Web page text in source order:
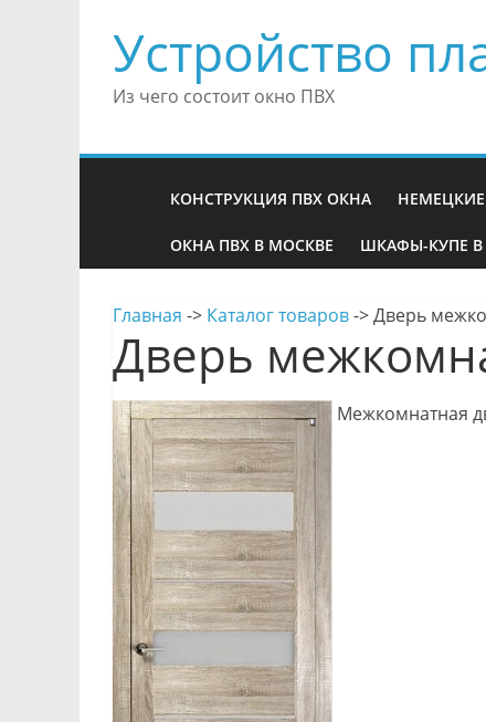
Устройство
Из чего состоит окно ПВХ
КОНСТРУКЦИЯ ПВХ ОКНА
ОКНА ПВХ В МОСКВЕ ШКАФЫ-КУПЕ
Главная -> Каталог товаров->Дверь
Дверь
Межкомнатная